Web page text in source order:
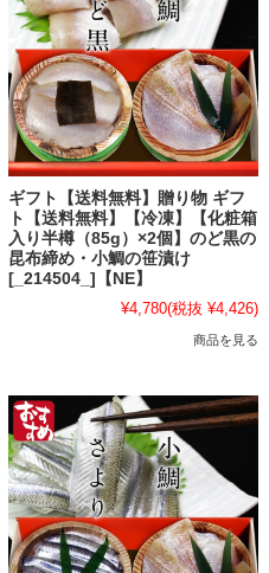
ギフト【送料無料】贈り物 ギフ
ト【送料無料】【冷凍】【化粧箱
入り半樽（85g）×2個】のど黒の
昆布締め・小鯛の笹漬け
[_214504_]【NE】
¥4,780(税抜 ¥4,426)
商品を見る